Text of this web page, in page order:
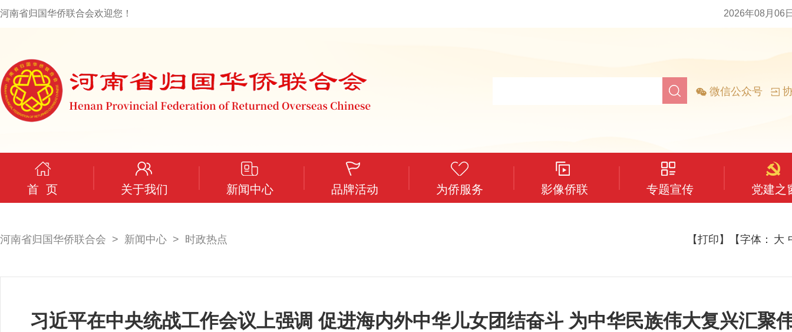
河南省归国华侨联合会欢迎您！ 2026年08月06
微信公众号
首 页 关于我们 新闻中心 品牌活动 为侨服务 影像侨联 专题宣传 党建之
河南省归国华侨联合会 新闻中心 时政热点 【打印】 【字体： 大
习近平在中央统战工作会议上强调 促进海内外中华儿女团结奋斗 为中华民族伟大复兴汇聚